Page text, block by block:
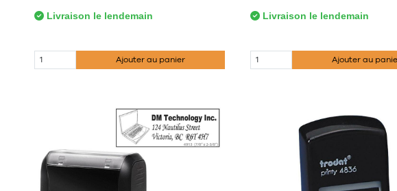
Livraison le lendemain
Ajouter au panier
Livraison le lendemain
Ajouter au